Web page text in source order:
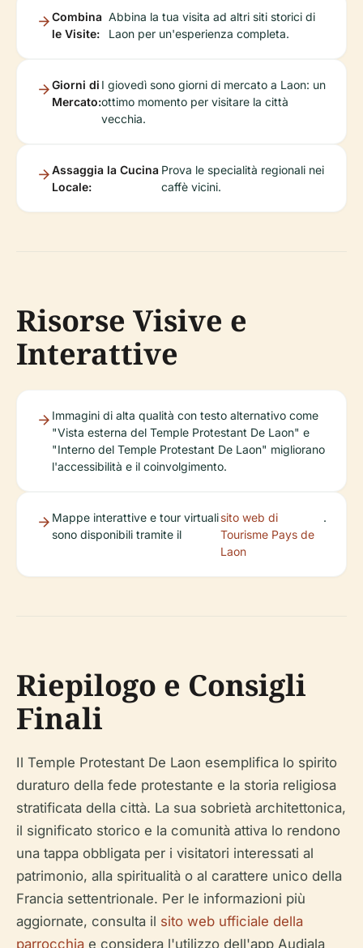
Combina
le Visite:
Abbina la tua visita ad altri siti storici di
Laon per un'esperienza completa.
Giorni di
Mercato:
I giovedì sono giorni di mercato a Laon: un
ottimo momento per visitare la città
vecchia.
Assaggia la Cucina
Locale:
Prova le specialità regionali nei
caffè vicini.
Risorse Visive e
Interattive
Immagini di alta qualità con testo alternativo come
"Vista esterna del Temple Protestant De Laon" e
"Interno del Temple Protestant De Laon" migliorano
l'accessibilità e il coinvolgimento.
Mappe interattive e tour virtuali
sono disponibili tramite il
sito web di
Tourisme Pays de
Laon
.
Riepilogo e Consigli
Finali
Il Temple Protestant De Laon esemplifica lo spirito
duraturo della fede protestante e la storia religiosa
stratificata della città. La sua sobrietà architettonica,
il significato storico e la comunità attiva lo rendono
una tappa obbligata per i visitatori interessati al
patrimonio, alla spiritualità o al carattere unico della
Francia settentrionale. Per le informazioni più
aggiornate, consulta il sito web ufficiale della
parrocchia e considera l'utilizzo dell'app Audiala